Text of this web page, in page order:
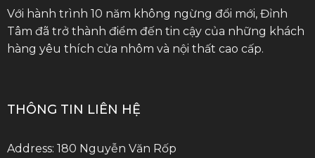
Với hành trình 10 năm không ngừng đổi mới, Đỉnh
Tâm đã trở thành điểm đến tin cậy của những khách
hàng yêu thích cửa nhôm và nội thất cao cấp.
THÔNG TIN LIÊN HỆ
Address: 180 Nguyễn Văn Rốp